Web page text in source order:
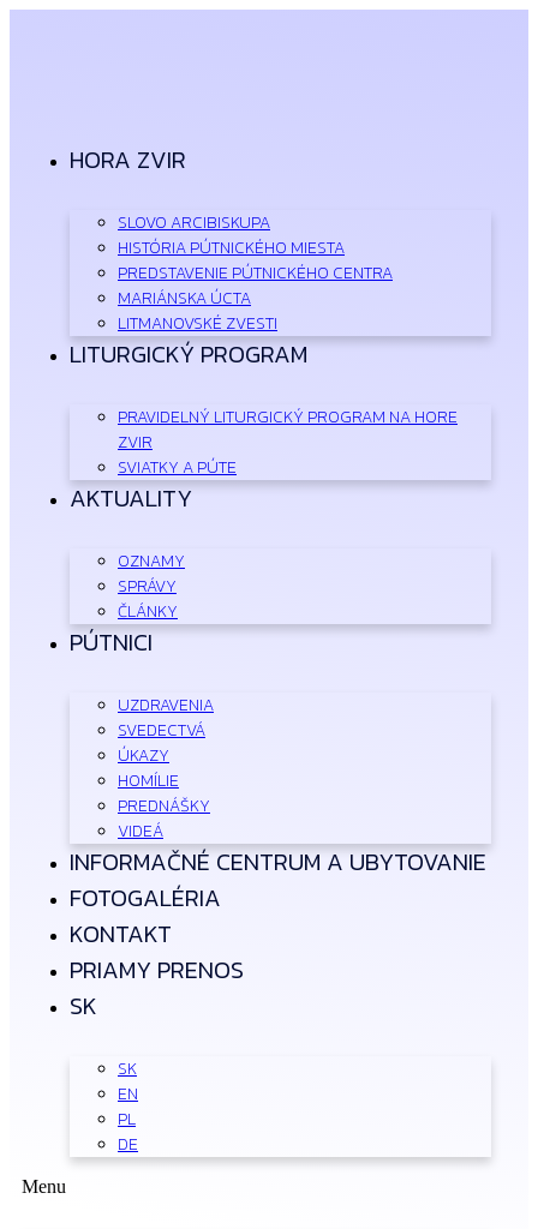
HORA ZVIR
SLOVO ARCIBISKUPA
HISTÓRIA PÚTNICKÉHO MIESTA
PREDSTAVENIE PÚTNICKÉHO CENTRA
MARIÁNSKA ÚCTA
LITMANOVSKÉ ZVESTI
LITURGICKÝ PROGRAM
PRAVIDELNÝ LITURGICKÝ PROGRAM NA HORE
ZVIR
SVIATKY A PÚTE
AKTUALITY
OZNAMY
SPRÁVY
ČLÁNKY
PÚTNICI
UZDRAVENIA
SVEDECTVÁ
ÚKAZY
HOMÍLIE
PREDNÁŠKY
VIDEÁ
INFORMAČNÉ CENTRUM A UBYTOVANIE
FOTOGALÉRIA
KONTAKT
PRIAMY PRENOS
SK
SK
EN
PL
DE
Menu